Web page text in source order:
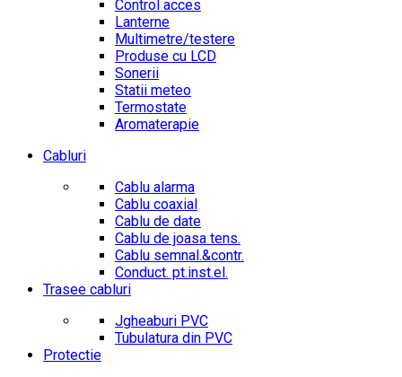
Control acces
Lanterne
Multimetre/testere
Produse cu LCD
Sonerii
Statii meteo
Termostate
Aromaterapie
Cabluri
Cablu alarma
Cablu coaxial
Cablu de date
Cablu de joasa tens.
Cablu semnal.&contr.
Conduct. pt.inst.el.
Trasee cabluri
Jgheaburi PVC
Tubulatura din PVC
Protectie